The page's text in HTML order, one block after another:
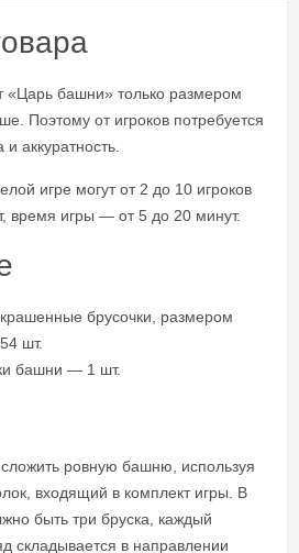
«Царь башни» только размером
Поэтому от игроков потребуется
аккуратность.
игре могут от 2 до 10 игроков
время игры — от 5 до 20 минут.
брусочки, размером
шт.
башни — 1 шт.
ровную башню, используя
входящий в комплект игры. В
быть три бруска, каждый
складывается в направлении